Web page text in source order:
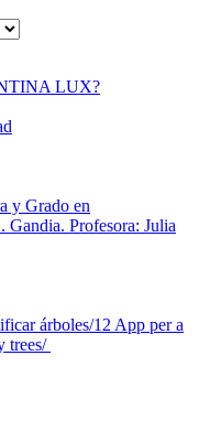
LUX?
y Grado en
Profesora: Julia
árboles/12 App per a
trees/